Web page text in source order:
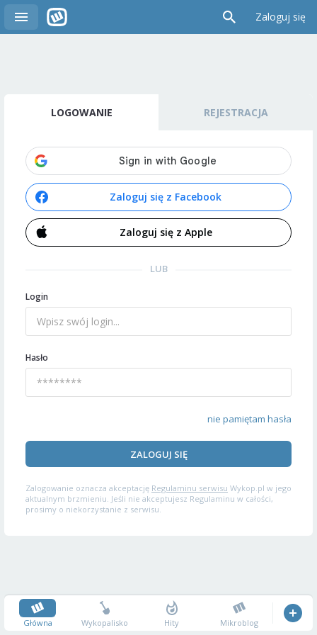
Zaloguj się
LOGOWANIE REJESTRACJA
Zaloguj się z Facebook
Zaloguj się z Apple
LUB
Login
Hasło
nie pamiętam hasła
ZALOGUJ SIĘ
Zalogowanie oznacza akceptację Regulaminu serwisu Wykop.pl w jego
aktualnym brzmieniu. Jeśli nie akceptujesz Regulaminu w całości,
prosimy o niekorzystanie z serwisu.
Główna Wykopalisko Hity Mikroblog